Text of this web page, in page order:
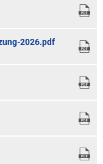
2026.pdf